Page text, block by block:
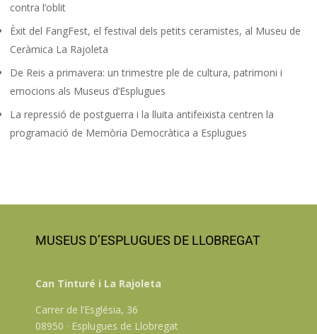
contra l’oblit
Èxit del FangFest, el festival dels petits ceramistes, al Museu de
Ceràmica La Rajoleta
De Reis a primavera: un trimestre ple de cultura, patrimoni i
emocions als Museus d’Esplugues
La repressió de postguerra i la lluita antifeixista centren la
programació de Memòria Democràtica a Esplugues
MUSEUS D’ESPLUGUES DE LLOBREGAT
Can Tinturé i La Rajoleta
Carrer de l’Església, 36
08950 · Esplugues de Llobregat